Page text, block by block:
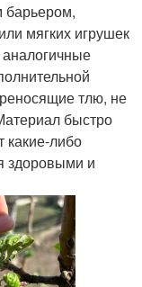
барьером,
мягких игрушек
тлю, не
быстро
какие-либо
здоровыми и